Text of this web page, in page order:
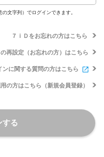
文字列）でログインできます。
７ｉＤをお忘れの方はこちら
再設定（お忘れの方）はこちら
ンに関する質問の方はこちら
の方はこちら（新規会員登録）
する